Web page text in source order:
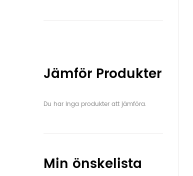
Jämför Produkter
Du har inga produkter att jämföra.
Min önskelista